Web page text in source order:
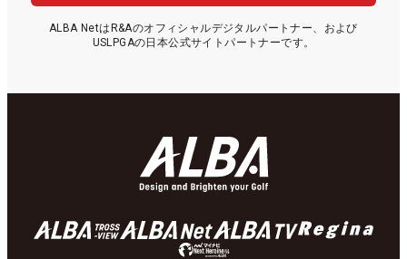
ALBA NetはR&Aのオフィシャルデジタルパートナー、および
USLPGAの日本公式サイトパートナーです。